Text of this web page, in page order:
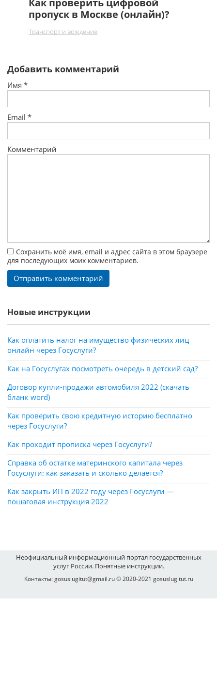
Как проверить цифровой
пропуск в Москве (онлайн)?
Транспорт и вождение
Добавить комментарий
Имя *
Email *
Комментарий
Сохранить моё имя, email и адрес сайта в этом браузере
для последующих моих комментариев.
Новые инструкции
Как оплатить налог на имущество физических лиц
онлайн через Госуслуги?
Как на Госуслугах посмотреть очередь в детский сад?
Договор купли-продажи автомобиля 2022 (скачать
бланк word)
Как проверить свою кредитную историю бесплатно
через Госуслуги?
Как проходит прописка через Госуслуги?
Справка об остатке материнского капитала через
Госуслуги: как заказать и сколько делается?
Как закрыть ИП в 2022 году через Госуслуги —
пошаговая инструкция 2022
Неофициальный информационный портал государственных
услуг России. Понятные инструкции.
Контакты: gosuslugitut@gmail.ru © 2020-2021 gosuslugitut.ru